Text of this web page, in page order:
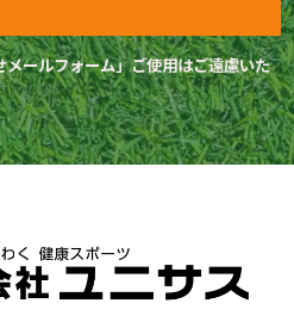
ールフォーム」ご使用はご遠慮いた